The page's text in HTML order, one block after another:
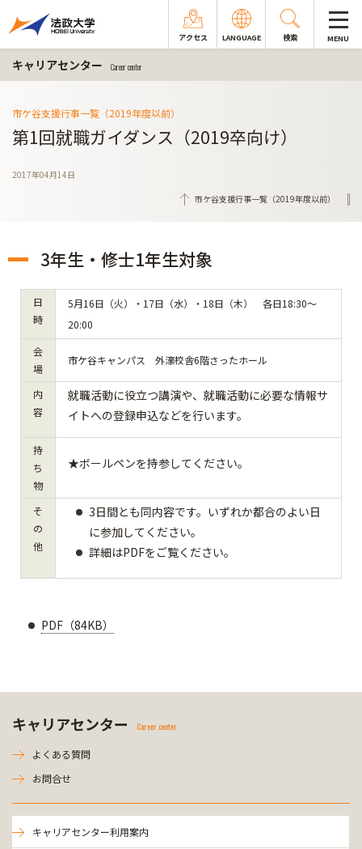
アクセス LANGUAGE 検索 MENU
キャリアセンター Career center
市ケ谷支援行事一覧（2019年度以前）
第1回就職ガイダンス（2019卒向け）
2017年04月14日
市ケ谷支援行事一覧（2019年度以前）
3年生・修士1年生対象
日
時
5月16日（火）・17日（水）・18日（木） 各日18:30～
20:00
会
場
市ケ谷キャンパス 外濠校舎6階さったホール
内
容
就職活動に役立つ講演や、就職活動に必要な情報サ
イトへの登録申込などを行います。
持
ち
物
★ボールペンを持参してください。
そ
の
他
3日間とも同内容です。いずれか都合のよい日
に参加してください。
詳細はPDFをご覧ください。
PDF（84KB）
キャリアセンター Career center
よくある質問
お問合せ
キャリアセンター利用案内